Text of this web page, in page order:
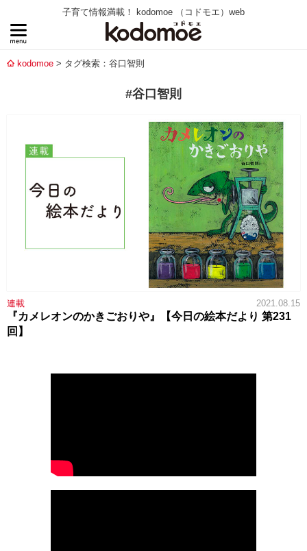
子育て情報満載！ kodomoe （コドモエ）web
kodomoe タグ検索：谷口智則
#谷口智則
連載 2021.08.15
『カメレオンのかきごおりや』【今日の絵本だより 第231
回】